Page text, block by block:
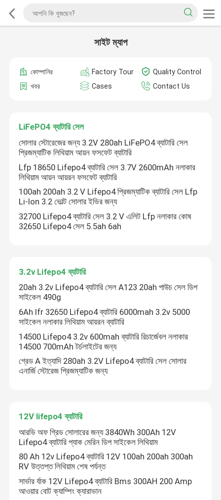
সাইট ম্যাপ
কোম্পানির Factory Tour
Quality Control
খবর
Cases Contact Us
LiFePO4 ব্যাটারি সেল
সোলার স্টোরেজের জন্য 3.2V 280ah LiFePO4 ব্যাটারি সেল
প্রিজম্যাটিক লিথিয়াম আয়ন ফসফেট ব্যাটারি
Lfp 18650 Lifepo4 ব্যাটারি সেল 3.7V 2600mAh নলাকার
লিথিয়াম আয়ন আয়রন ফসফেট ব্যাটারি
100ah 200ah 3.2 V Lifepo4 প্রিজম্যাটিক ব্যাটারি সেল Lfp
Li-Ion 3.2 ভোল্ট সোলার ইভির জন্য
32700 Lifepo4 ব্যাটারি সেল 3.2 V এলিট Lfp নলাকার কোষ
32650 Lifepo4 সেল 5.5ah 6ah
3.2v Lifepo4 ব্যাটারি
20ah 3.2v Lifepo4 ব্যাটারি সেল A123 20ah পাউচ সেল ডিপ
সাইকেল 490g
6Ah Ifr 32650 Lifepo4 ব্যাটারি 6000mah 3.2v 5000
সাইকেল নলাকার লিথিয়াম আয়রন ব্যাটারি
14500 Lifepo4 3.2v 600mah ব্যাটারি রিচার্জেবল নলাকার
14500 700mAh টর্চলাইটের জন্য
গ্রেড A ইত্যাদি 280ah 3.2V Lifepo4 ব্যাটারি সেল সোলার
এনার্জি স্টোরেজ প্রিজম্যাটিক জন্য
12V lifepo4 ব্যাটারি
আরভি অফ গ্রিড সোলারের জন্য 3840Wh 300Ah 12V
Lifepo4 ব্যাটারি প্যাক মেরিন ডিপ সাইকেল লিথিয়াম
80 Ah 12v Lifepo4 ব্যাটারি 12V 100ah 200ah 300ah
RV উত্তপ্ত লিথিয়াম শেষ পর্যন্ত
সার্ভার র্যাক 12V Lifepo4 ব্যাটারি Bms 300AH 200 Amp
আওয়ার বোট ক্যাম্পিং ক্যারাভান